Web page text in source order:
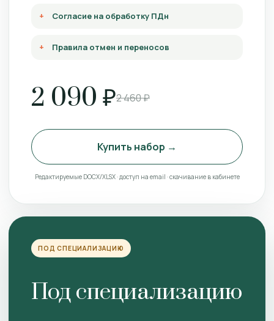
Согласие на обработку ПДн
Правила отмен и переносов
2 090 ₽2 460 ₽
Купить набор →
Редактируемые DOCX/XLSX · доступ на email · скачивание в кабинете
ПОД СПЕЦИАЛИЗАЦИЮ
Под специализацию